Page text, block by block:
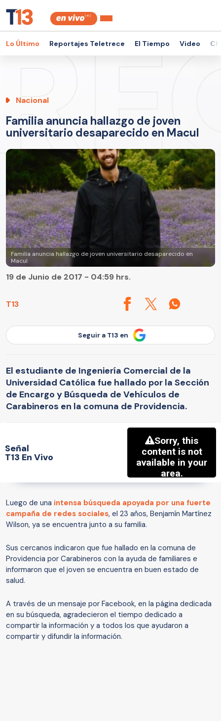
Lo Último Reportajes Teletrece El Tiempo Video
Nacional
Familia anuncia hallazgo de joven
universitario desaparecido en Macul
Familia anuncia hallazgo de joven universitario desaparecido en
Macul
T13
19 de Junio de 2017 - 04:59 hrs.
Seguir a T13 en
El estudiante de Ingeniería Comercial de la
Universidad Católica fue hallado por la Sección
de Encargo y Búsqueda de Vehículos de
Carabineros en la comuna de Providencia.
Señal
T13 En Vivo
Luego de una intensa búsqueda apoyada por una fuerte
campaña de redes sociales, el 23 años, Benjamín Martínez
Wilson, ya se encuentra junto a su familia.
Sus cercanos indicaron que fue hallado en la comuna de
Providencia por Carabineros con la ayuda de familiares e
informaron que el joven se encuentra en buen estado de
salud.
A través de un mensaje por Facebook, en la página dedicada
en su búsqueda, agradecieron el tiempo dedicado a
compartir la información y a todos los que ayudaron a
compartir y difundir la información.